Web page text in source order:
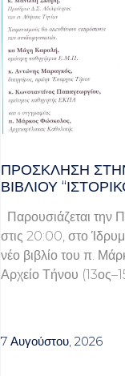
ΠΡΌΣΚΛΗΣΗ
ΒΙΒΛΊΟΥ
Παρουσιάζεται την
στις 20:00, στο
νέο βιβλίο του π.
Αρχείο Τήνου
7 Αυγούστου, 2026